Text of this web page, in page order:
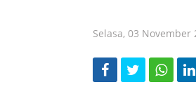
Selasa, 03 November